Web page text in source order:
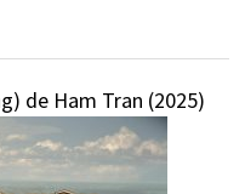
de Ham Tran (2025)